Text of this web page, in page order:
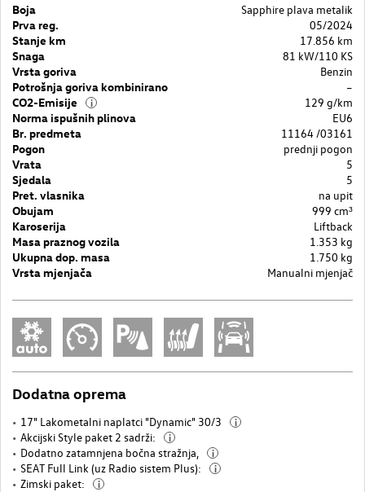
Boja
Sapphire plava metalik
Prva reg.
05/2024
Stanje km
17.856 km
Snaga
81 kW/110 KS
Vrsta goriva
Benzin
Potrošnja goriva kombinirano
–
CO2-Emisije
i
129 g/km
Norma ispušnih plinova
EU6
Br. predmeta
11164 /03161
Pogon
prednji pogon
Vrata
5
Sjedala
5
Pret. vlasnika
na upit
Obujam
999 cm³
Karoserija
Liftback
Masa praznog vozila
1.353 kg
Ukupna dop. masa
1.750 kg
Vrsta mjenjača
Manualni mjenjač
Dodatna oprema
17" Lakometalni naplatci "Dynamic" 30/3 i
Akcijski Style paket 2 sadrži: i
Dodatno zatamnjena bočna stražnja, i
SEAT Full Link (uz Radio sistem Plus): i
Zimski paket: i